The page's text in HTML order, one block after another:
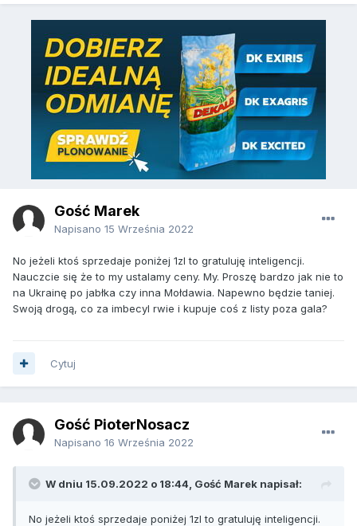
Gość Marek
Napisano 15 Września 2022
No jeżeli ktoś sprzedaje poniżej 1zl to gratuluję inteligencji.
Nauczcie się że to my ustalamy ceny. My. Proszę bardzo jak nie to
na Ukrainę po jabłka czy inna Mołdawia. Napewno będzie taniej.
Swoją drogą, co za imbecyl rwie i kupuje coś z listy poza gala?
Cytuj
Gość PioterNosacz
Napisano 16 Września 2022
W dniu 15.09.2022 o 18:44, Gość Marek napisał:
No jeżeli ktoś sprzedaje poniżej 1zl to gratuluję inteligencji.